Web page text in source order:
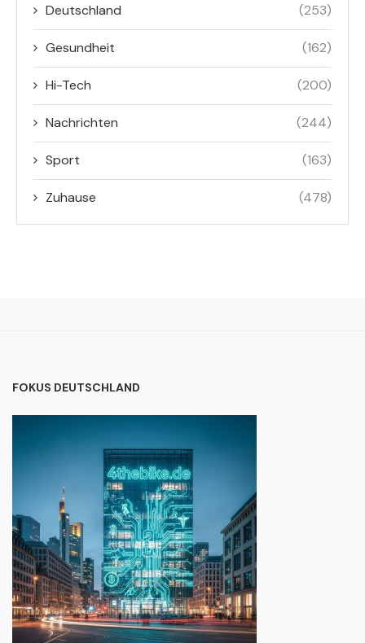
Deutschland (253)
Gesundheit (162)
Hi-Tech (200)
Nachrichten (244)
Sport (163)
Zuhause (478)
FOKUS DEUTSCHLAND